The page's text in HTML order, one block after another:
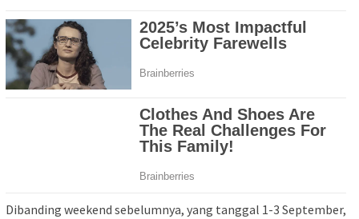
Dibanding weekend sebelumnya, yang tanggal 1-3 September,